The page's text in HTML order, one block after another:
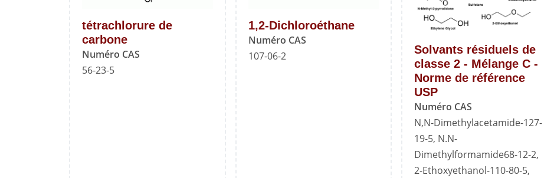
tétrachlorure de
carbone
Numéro CAS
56-23-5
1,2-Dichloroéthane
Numéro CAS
107-06-2
Solvants résiduels de
classe 2 - Mélange C -
Norme de référence
USP
Numéro CAS
N,N-Dimethylacetamide-127-
19-5, N.N-
Dimethylformamide68-12-2,
2-Ethoxyethanol-110-80-5,